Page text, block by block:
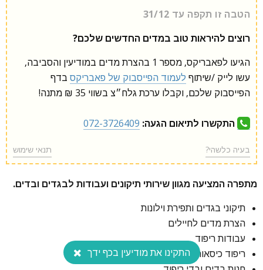
הטבה זו תקפה עד 31/12
רוצים להיראות טוב במדים החדשים שלכם?
הגיעו לפאבריקס, מספר 1 בהצרת מדים במודיעין והסביבה,
עשו לייק /שיתוף לעמוד הפייסבוק של פאבריקס בדף
הפייסבוק שלכם, וקבלו ערכת גלח״צ בשווי 35 ₪ מתנה!
התקשרו לתיאום הגעה: 072-3726409
תנאי שימוש בעיה כלשהי?
מתפרה המציעה מגוון שירותי תיקונים ועבודות לבגדים ובדים.
תיקוני בגדים ותפירת וילונות
הצרת מדים לחיילים
עבודות ריפוד
ריפוד כיסאות ופינות ישיבההתקינו את מודיעין בכף ידך